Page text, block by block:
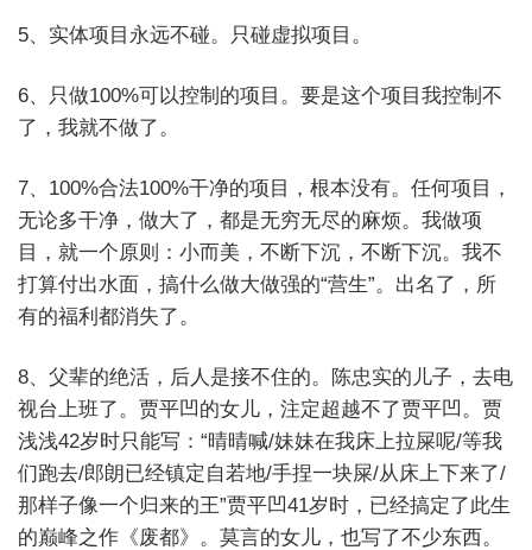
5、实体项目永远不碰。只碰虚拟项目。
6、只做100%可以控制的项目。要是这个项目我控制不
了，我就不做了。
7、100%合法100%干净的项目，根本没有。任何项目，
无论多干净，做大了，都是无穷无尽的麻烦。我做项
目，就一个原则：小而美，不断下沉，不断下沉。我不
打算付出水面，搞什么做大做强的“营生”。出名了，所
有的福利都消失了。
8、父辈的绝活，后人是接不住的。陈忠实的儿子，去电
视台上班了。贾平凹的女儿，注定超越不了贾平凹。贾
浅浅42岁时只能写：“晴晴喊/妹妹在我床上拉屎呢/等我
们跑去/郎朗已经镇定自若地/手捏一块屎/从床上下来了/
那样子像一个归来的王”贾平凹41岁时，已经搞定了此生
的巅峰之作《废都》。莫言的女儿，也写了不少东西。